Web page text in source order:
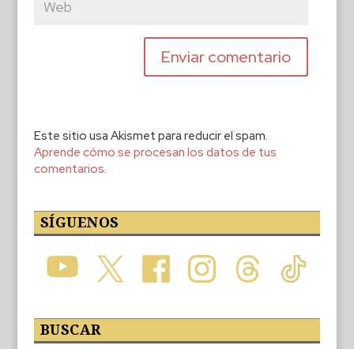
Este sitio usa Akismet para reducir el spam.
Aprende cómo se procesan los datos de tus
comentarios.
SÍGUENOS
BUSCAR